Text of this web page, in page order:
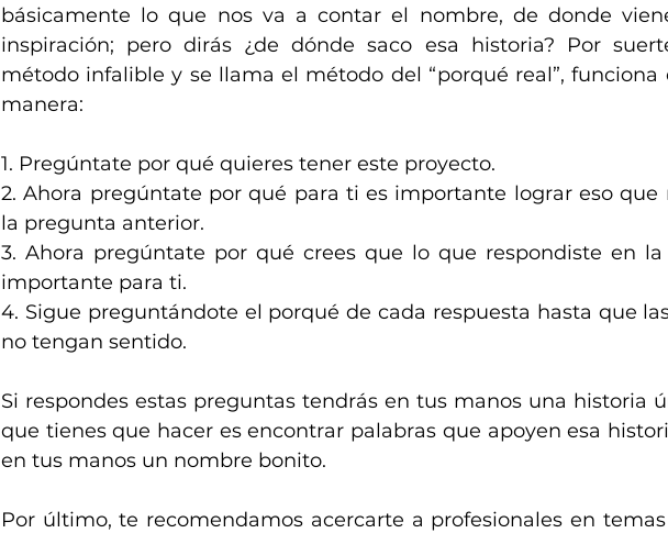
básicamente lo que nos va a contar el nombre, de donde
inspiración; pero dirás ¿de dónde saco esa historia? Por
método infalible y se llama el método del “porqué real”, funciona
manera:
1. Pregúntate por qué quieres tener este proyecto.
2. Ahora pregúntate por qué para ti es importante lograr eso que
la pregunta anterior.
3. Ahora pregúntate por qué crees que lo que respondiste en
importante para ti.
4. Sigue preguntándote el porqué de cada respuesta hasta que
no tengan sentido.
Si respondes estas preguntas tendrás en tus manos una historia
que tienes que hacer es encontrar palabras que apoyen esa
en tus manos un nombre bonito.
Por último, te recomendamos acercarte a profesionales en